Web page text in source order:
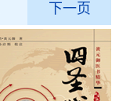
下一页